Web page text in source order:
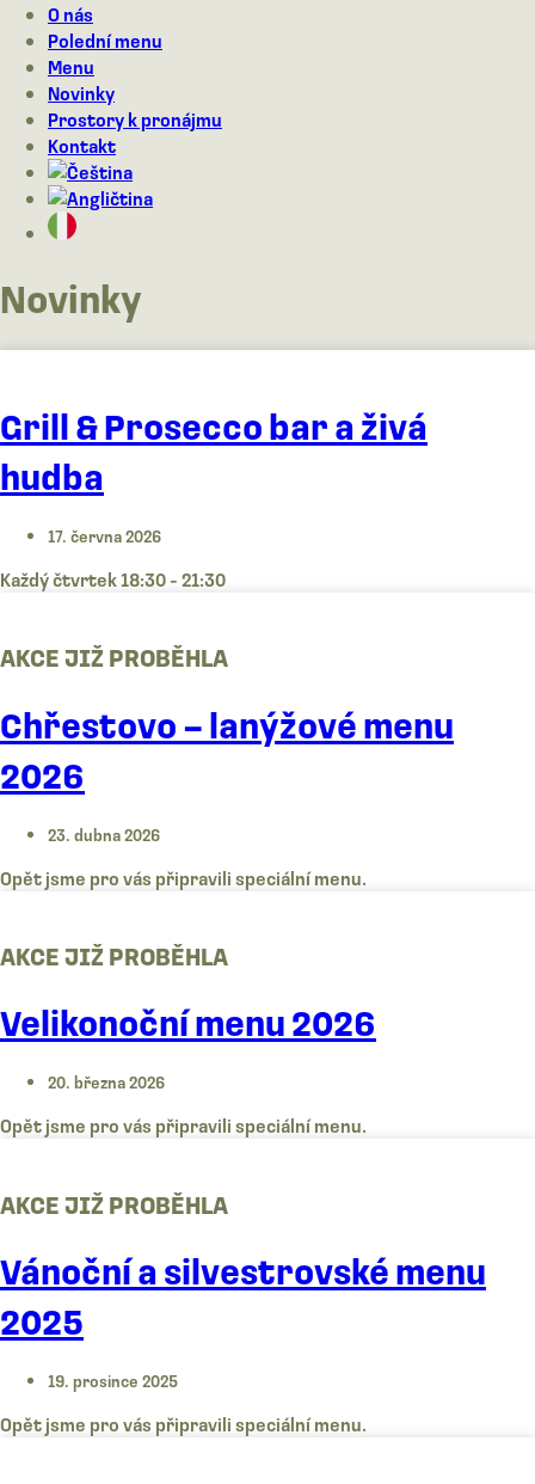
O nás
Polední menu
Menu
Novinky
Prostory k pronájmu
Kontakt
Novinky
Grill & Prosecco bar a živá
hudba
17. června 2026
Každý čtvrtek 18:30 - 21:30
AKCE JIŽ PROBĚHLA
Chřestovo – lanýžové menu
2026
23. dubna 2026
Opět jsme pro vás připravili speciální menu.
AKCE JIŽ PROBĚHLA
Velikonoční menu 2026
20. března 2026
Opět jsme pro vás připravili speciální menu.
AKCE JIŽ PROBĚHLA
Vánoční a silvestrovské menu
2025
19. prosince 2025
Opět jsme pro vás připravili speciální menu.